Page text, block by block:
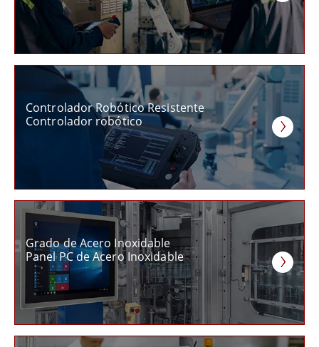
Controlador Robótico Resistente
Controlador robótico
Grado de Acero Inoxidable
Panel PC de Acero Inoxidable